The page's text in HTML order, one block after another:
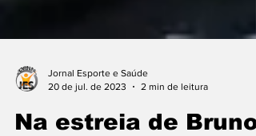
Jornal Esporte e Saúde
20 de jul. de 2023
2 min de leitura